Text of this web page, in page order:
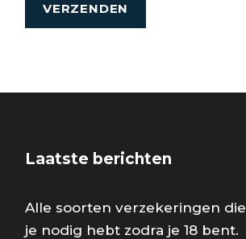
Laatste berichten
Alle soorten verzekeringen die
je nodig hebt zodra je 18 bent.